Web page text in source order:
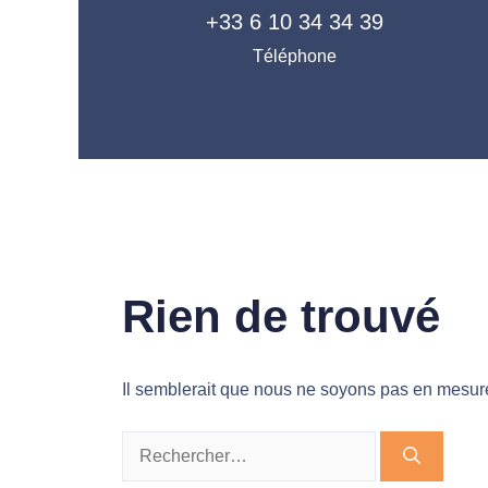
+33 6 10 34 34 39
Téléphone
Rien de trouvé
Il semblerait que nous ne soyons pas en
Rechercher :